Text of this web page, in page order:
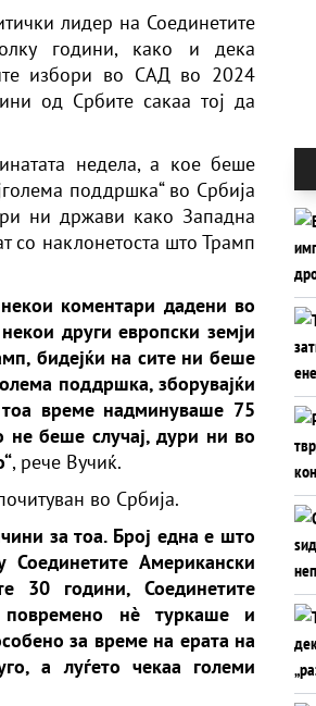
лидер на Соединетите
години, како и дека
избори во САД во 2024
од Србите сакаа тој да
недела, а кое беше
поддршка“ во Србија
ни држави како Западна
со наклонетоста што Трамп
коментари дадени во
други европски земји
бидејќи на сите ни беше
поддршка, зборувајќи
време надминуваше 75
беше случај, дури ни во
, рече Вучиќ.
во Србија.
за тоа. Број една е што
Американски
30 години, Соединетите
нè туркаше и
за време на ерата на
а луѓето чекаа големи